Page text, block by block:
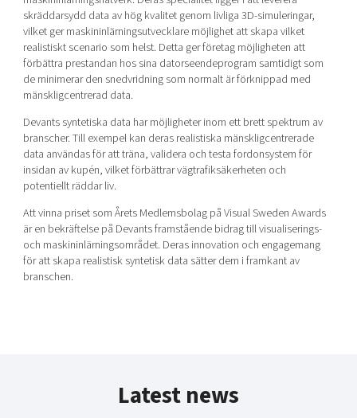
skräddarsydd data av hög kvalitet genom livliga 3D-simuleringar,
vilket ger maskininlärningsutvecklare möjlighet att skapa vilket
realistiskt scenario som helst. Detta ger företag möjligheten att
förbättra prestandan hos sina datorseendeprogram samtidigt som
de minimerar den snedvridning som normalt är förknippad med
mänskligcentrerad data.
Devants syntetiska data har möjligheter inom ett brett spektrum av
branscher. Till exempel kan deras realistiska mänskligcentrerade
data användas för att träna, validera och testa fordonsystem för
insidan av kupén, vilket förbättrar vägtrafiksäkerheten och
potentiellt räddar liv.
Att vinna priset som Årets Medlemsbolag på Visual Sweden Awards
är en bekräftelse på Devants framstående bidrag till visualiserings-
och maskininlärningsområdet. Deras innovation och engagemang
för att skapa realistisk syntetisk data sätter dem i framkant av
branschen.
Latest news